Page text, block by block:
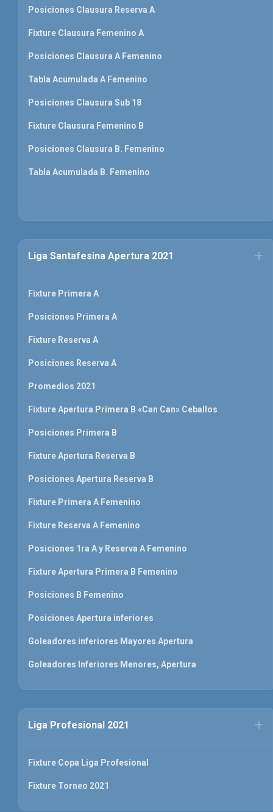
Posiciones Clausura Reserva A
Fixture Clausura Femenino A
Posiciones Clausura A Femenino
Tabla Acumulada A Femenino
Posiciones Clausura Sub 18
Fixture Clausura Femenino B
Posiciones Clausura B. Femenino
Tabla Acumulada B. Femenino
Liga Santafesina Apertura 2021
Fixture Primera A
Posiciones Primera A
Fixture Reserva A
Posiciones Reserva A
Promedios 2021
Fixture Apertura Primera B «Can Can» Ceballos
Posiciones Primera B
Fixture Apertura Reserva B
Posiciones Apertura Reserva B
Fixture Primera A Femenino
Fixture Reserva A Femenino
Posiciones 1ra A y Reserva A Femenino
Fixture Apertura Primera B Femenino
Posiciones B Femenino
Posiciones Apertura inferiores
Goleadores inferiores Mayores Apertura
Goleadores Inferiores Menores, Apertura
Liga Profesional 2021
Fixture Copa Liga Profesional
Fixture Torneo 2021